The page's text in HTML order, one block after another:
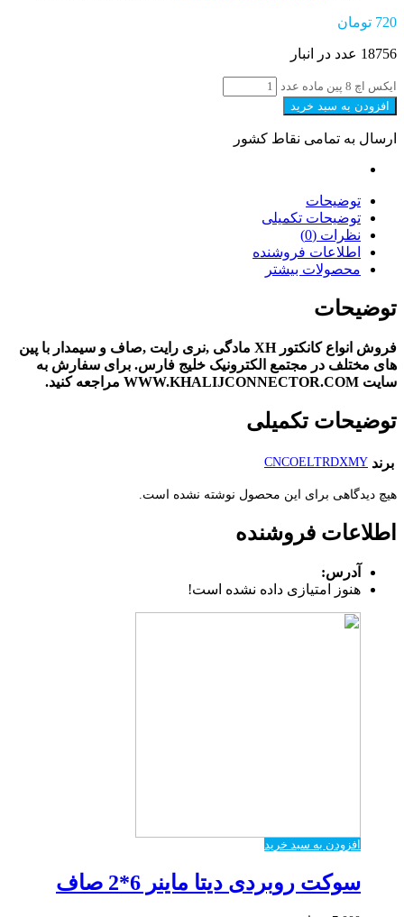
720 تومان
18756 عدد در انبار
ایکس اچ 8 پین ماده عدد
افزودن به سبد خرید
ارسال به تمامی نقاط کشور
توضیحات
توضیحات تکمیلی
نظرات (0)
اطلاعات فروشنده
محصولات بیشتر
توضیحات
فروش انواع کانکتور XH مادگی ,نری رایت ,صاف و سیمدار با پین
های مختلف در مجتمع الکترونیک خلیج فارس. برای سفارش به
سایت WWW.KHALIJCONNECTOR.COM مراجعه کنید.
توضیحات تکمیلی
برند CNCOELTRDXMY
هیچ دیدگاهی برای این محصول نوشته نشده است.
اطلاعات فروشنده
آدرس:
هنوز امتیازی داده نشده است!
افزودن به سبد خرید
سوکت روبردی دیتا ماینر 6*2 صاف